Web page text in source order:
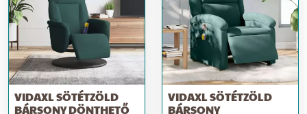
VIDAXL SÖTÉTZÖLD
BÁRSONY DÖNTHETŐ
VIDAXL SÖTÉTZÖLD
BÁRSONY